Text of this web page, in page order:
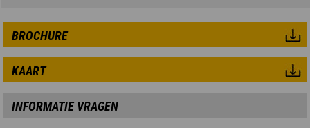
BROCHURE
KAART
INFORMATIE VRAGEN